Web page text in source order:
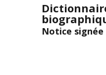
Notice signée